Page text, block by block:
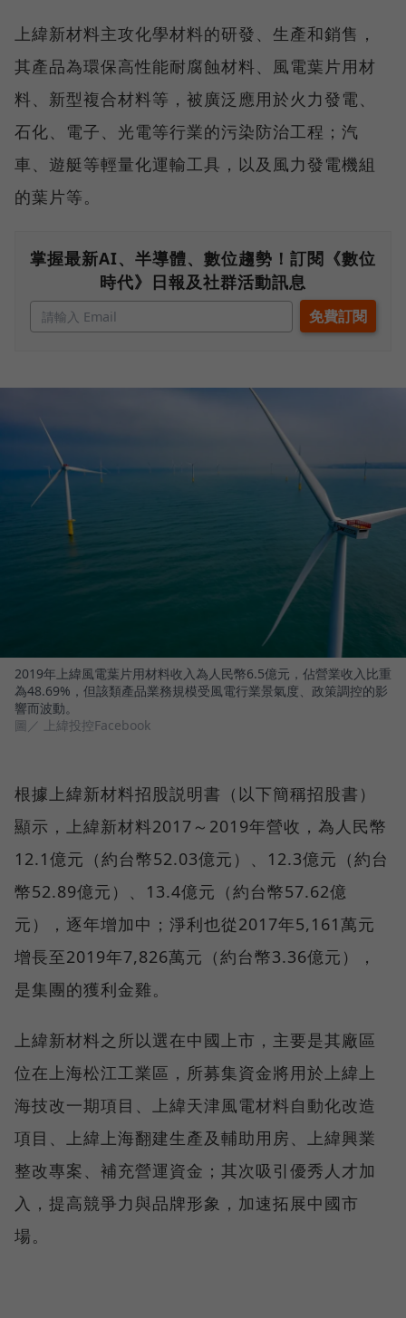
上緯新材料主攻化學材料的研發、生產和銷售，
其產品為環保高性能耐腐蝕材料、風電葉片用材
料、新型複合材料等，被廣泛應用於火力發電、
石化、電子、光電等行業的污染防治工程；汽
車、遊艇等輕量化運輸工具，以及風力發電機組
的葉片等。
掌握最新AI、半導體、數位趨勢！訂閱《數位
時代》日報及社群活動訊息
2019年上緯風電葉片用材料收入為人民幣6.5億元，佔營業收入比重
為48.69%，但該類產品業務規模受風電行業景氣度、政策調控的影
響而波動。
圖／ 上緯投控Facebook
根據上緯新材料招股説明書（以下簡稱招股書）
顯示，上緯新材料2017～2019年營收，為人民幣
12.1億元（約台幣52.03億元）、12.3億元（約台
幣52.89億元）、13.4億元（約台幣57.62億
元），逐年增加中；淨利也從2017年5,161萬元
增長至2019年7,826萬元（約台幣3.36億元），
是集團的獲利金雞。
上緯新材料之所以選在中國上市，主要是其廠區
位在上海松江工業區，所募集資金將用於上緯上
海技改一期項目、上緯天津風電材料自動化改造
項目、上緯上海翻建生產及輔助用房、上緯興業
整改專案、補充營運資金；其次吸引優秀人才加
入，提高競爭力與品牌形象，加速拓展中國市
場。